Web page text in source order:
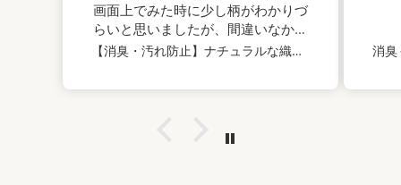
画面上でみた時に少し柄がわかりづ
らいと思いましたが、間違いなかっ
たのでよかったです。
【消臭・汚れ防止】ナチュラルな織物調｜LV2556・LV2557｜サンプル